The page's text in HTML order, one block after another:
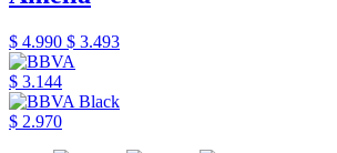
$ 4.990 $ 3.493
$ 3.144
$ 2.970